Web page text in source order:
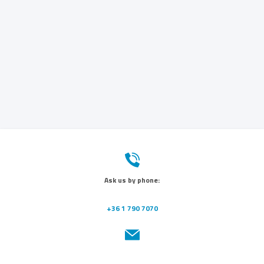
Ask us by phone:
+36 1 790 7070